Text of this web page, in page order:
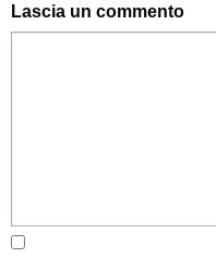
Lascia un commento